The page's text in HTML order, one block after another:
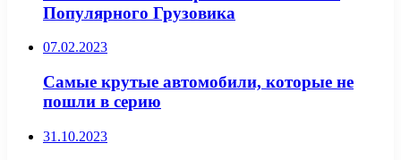
Популярного Грузовика
07.02.2023
Самые крутые автомобили, которые не
пошли в серию
31.10.2023